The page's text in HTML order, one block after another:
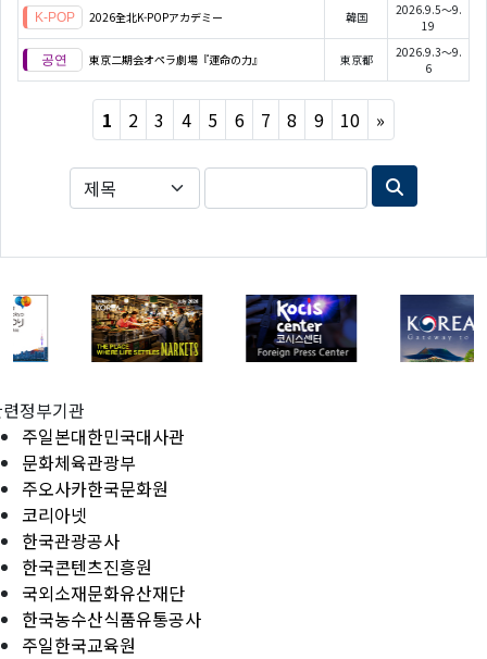
2026全北K-POPアカデミー 韓国
2026.9.5～9.
19
東京二期会オペラ劇場『運命の力』 東京都
2026.9.3～9.
6
1 2 3 4 5 6 7 8 9 10 »
정부기관
주일본대한민국대사관
문화체육관광부
주오사카한국문화원
코리아넷
한국관광공사
한국콘텐츠진흥원
국외소재문화유산재단
한국농수산식품유통공사
주일한국교육원